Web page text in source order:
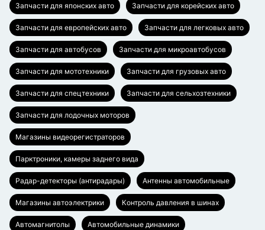
Запчасти для японских авто Запчасти для корейских авто
Запчасти для европейских авто Запчасти для легковых авто
Запчасти для автобусов Запчасти для микроавтобусов
Запчасти для мототехники Запчасти для грузовых авто
Запчасти для спецтехники Запчасти для сельхозтехники
Запчасти для лодочных моторов
Магазины видеорегистраторов
Парктроники, камеры заднего вида
Радар-детекторы (антирадары) Антенны автомобильные
Магазины автоэлектрики Контроль давления в шинах
Автомагнитолы Автомобильные динамики